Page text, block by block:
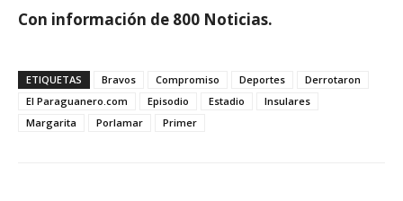
Con información de 800 Noticias.
ETIQUETAS Bravos Compromiso Deportes
Derrotaron
El Paraguanero.com
Episodio Estadio
Insulares
Margarita
Porlamar Primer